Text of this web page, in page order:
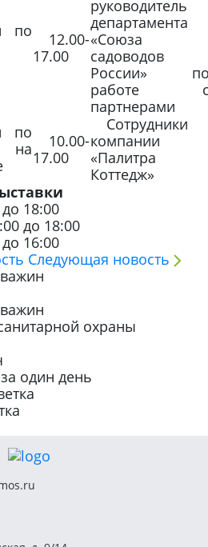
по
12.00-
17.00
руководитель
департамента
«Союза
садоводов
России»
работе
партнерами
по
на
10.00-
17.00
Сотрудники
компании
«Палитра
Коттедж»
18:00
до 18:00
16:00
Следующая новость
охраны
один день